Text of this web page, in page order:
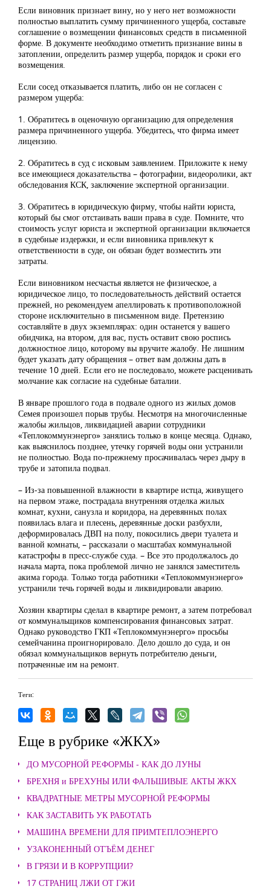
Если виновник признает вину, но у него нет возможности
полностью выплатить сумму причиненного ущерба, составьте
соглашение о возмещении финансовых средств в письменной
форме. В документе необходимо отметить признание вины в
затоплении, определить размер ущерба, порядок и сроки его
возмещения.
Если сосед отказывается платить, либо он не согласен с
размером ущерба:
1. Обратитесь в оценочную организацию для определения
размера причиненного ущерба. Убедитесь, что фирма имеет
лицензию.
2. Обратитесь в суд с исковым заявлением. Приложите к нему
все имеющиеся доказательства – фотографии, видеоролики, акт
обследования КСК, заключение экспертной организации.
3. Обратитесь в юридическую фирму, чтобы найти юриста,
который бы смог отстаивать ваши права в суде. Помните, что
стоимость услуг юриста и экспертной организации включается
в судебные издержки, и если виновника привлекут к
ответственности в суде, он обязан будет возместить эти
затраты.
Если виновником несчастья является не физическое, а
юридическое лицо, то последовательность действий остается
прежней, но рекомендуем апеллировать к противоположной
стороне исключительно в письменном виде. Претензию
составляйте в двух экземплярах: один останется у вашего
обидчика, на втором, для вас, пусть оставит свою роспись
должностное лицо, которому вы вручите жалобу. Не лишним
будет указать дату обращения – ответ вам должны дать в
течение 10 дней. Если его не последовало, можете расценивать
молчание как согласие на судебные баталии.
В январе прошлого года в подвале одного из жилых домов
Семея произошел порыв трубы. Несмотря на многочисленные
жалобы жильцов, ликвидацией аварии сотрудники
«Теплокоммунэнерго» занялись только в конце месяца. Однако,
как выяснилось позднее, утечку горячей воды они устранили
не полностью. Вода по-прежнему просачивалась через дыру в
трубе и затопила подвал.
– Из-за повышенной влажности в квартире истца, живущего
на первом этаже, пострадала внутренняя отделка жилых
комнат, кухни, санузла и коридора, на деревянных полах
появилась влага и плесень, деревянные доски разбухли,
деформировалась ДВП на полу, покосились двери туалета и
ванной комнаты, – рассказали о масштабах коммунальной
катастрофы в пресс-службе суда. – Все это продолжалось до
начала марта, пока проблемой лично не занялся заместитель
акима города. Только тогда работники «Теплокоммунэнерго»
устранили течь горячей воды и ликвидировали аварию.
Хозяин квартиры сделал в квартире ремонт, а затем потребовал
от коммунальщиков компенсирования финансовых затрат.
Однако руководство ГКП «Теплокоммунэнерго» просьбы
семейчанина проигнорировало. Дело дошло до суда, и он
обязал коммунальщиков вернуть потребителю деньги,
потраченные им на ремонт.
Теги:
Еще в рубрике «ЖКХ»
ДО МУСОРНОЙ РЕФОРМЫ - КАК ДО ЛУНЫ
БРЕХНЯ и БРЕХУНЫ ИЛИ ФАЛЬШИВЫЕ АКТЫ ЖКХ
КВАДРАТНЫЕ МЕТРЫ МУСОРНОЙ РЕФОРМЫ
КАК ЗАСТАВИТЬ УК РАБОТАТЬ
МАШИНА ВРЕМЕНИ ДЛЯ ПРИМТЕПЛОЭНЕРГО
УЗАКОНЕННЫЙ ОТЪЁМ ДЕНЕГ
В ГРЯЗИ И В КОРРУПЦИИ?
17 СТРАНИЦ ЛЖИ ОТ ГЖИ